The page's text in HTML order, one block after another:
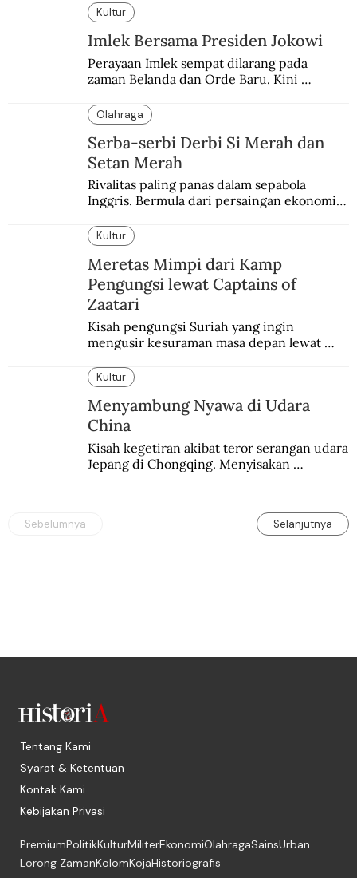
Kultur
Imlek Bersama Presiden Jokowi
Perayaan Imlek sempat dilarang pada
zaman Belanda dan Orde Baru. Kini
Olahraga
Serba-serbi Derbi Si Merah dan
Setan Merah
Rivalitas paling panas dalam sepabola
Inggris. Bermula dari persaingan ekonomi
Kultur
Meretas Mimpi dari Kamp
Pengungsi lewat Captains of
Zaatari
Kisah pengungsi Suriah yang ingin
mengusir kesuraman masa depan lewat
humanis.
Kultur
Menyambung Nyawa di Udara
China
Kisah kegetiran akibat teror serangan udara
Jepang di Chongqing. Menyisakan
Sebelumnya Selanjutnya
Tentang Kami
Syarat & Ketentuan
Kontak Kami
Kebijakan Privasi
PremiumPolitikKulturMiliterEkonomiOlahragaSainsUrban
Lorong ZamanKolomKojaHistoriografis